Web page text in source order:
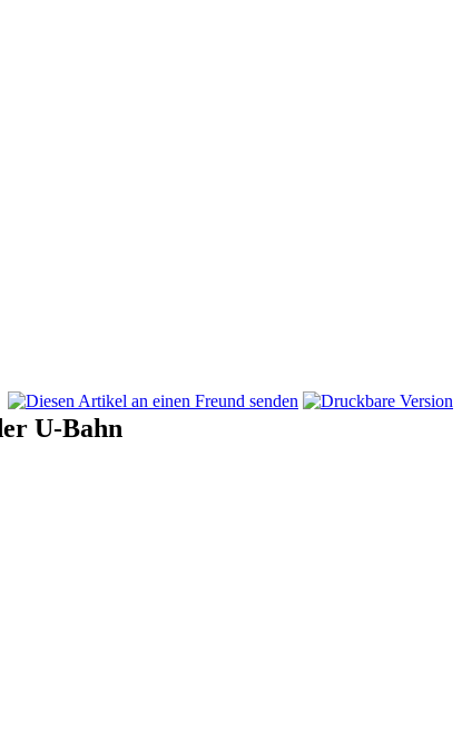
U-Bahn